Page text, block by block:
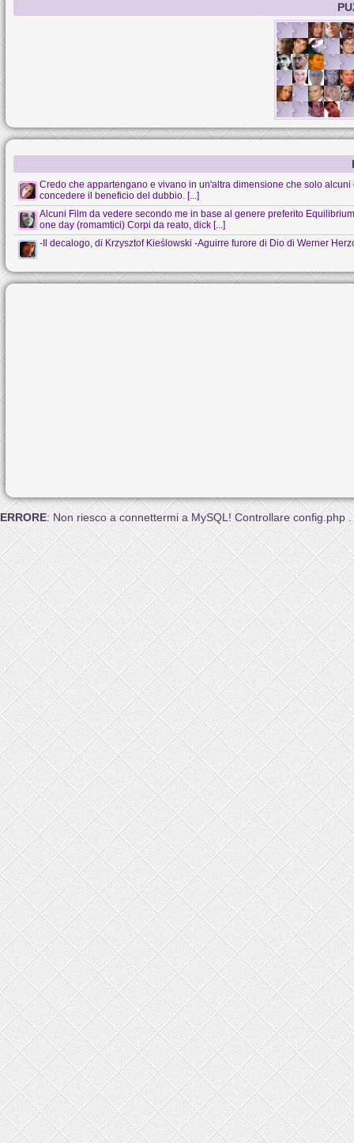
Credo che appartengano e vivano in un'altra dimensione che solo
concedere il beneficio del dubbio. [...]
Alcuni Film da vedere secondo me in base al genere preferito
one day (romamtici) Corpi da reato, dick [...]
-Il decalogo, di Krzysztof Kieślowski -Aguirre furore di Dio di Werner
ERRORE: Non riesco a connettermi a MySQL! Controllare config.php .